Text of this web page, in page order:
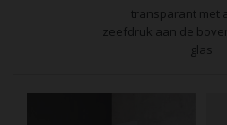
transparant met
zeefdruk aan de
glas